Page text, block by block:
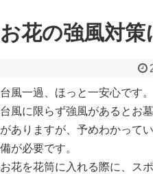
お花の強風対策
台風一過、ほっと一安心です。
台風に限らず強風があるとお
がありますが、予めわかって
備が必要です。
お花を花筒に入れる際に、ス